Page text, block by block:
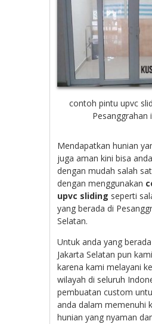
contoh pintu upvc
Pesanggrahan
Mendapatkan hunian
juga aman kini bisa
dengan mudah salah
dengan menggunakan
upvc sliding seperti
yang berada di
Selatan.
Untuk anda yang
Jakarta Selatan pun
karena kami melayani
wilayah di seluruh
pembuatan custom
anda dalam memenuhi
hunian yang nyaman